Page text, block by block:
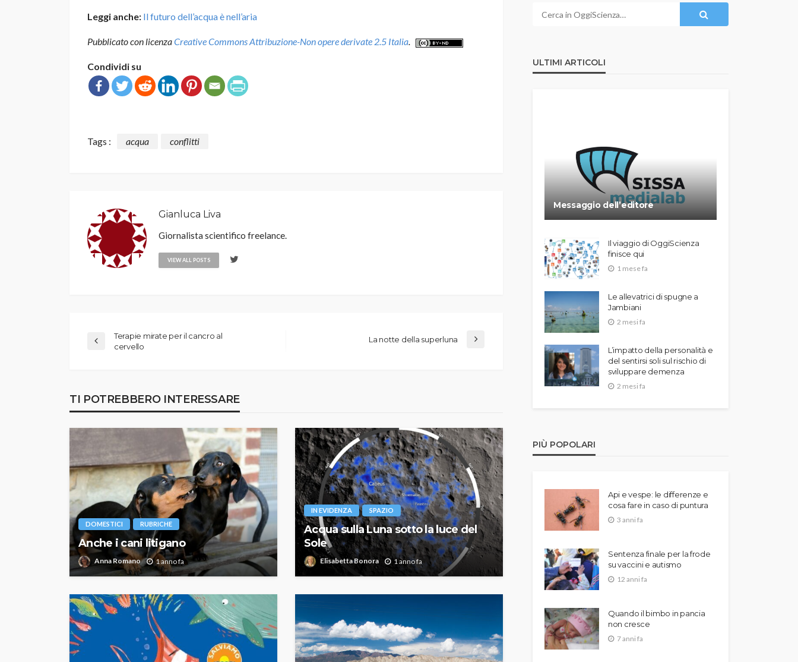
Leggi anche: Il futuro dell’acqua è nell’aria
Pubblicato con licenzaCreative Commons Attribuzione-Non opere derivate 2.5 Italia.
Condividi su
Tags : acqua conflitti
Gianluca Liva
Giornalista scientifico freelance.
VIEW ALL POSTS
Terapie mirate per il cancro al
cervello
La notte della superluna
TI POTREBBERO INTERESSARE
DOMESTICI RUBRICHE
Anche i cani litigano
Anna Romano 1 anno fa
IN EVIDENZA SPAZIO
Acqua sulla Luna sotto la luce del
Sole
Elisabetta Bonora 1 anno fa
ULTIMI ARTICOLI
Messaggio dell’editore
Il viaggio di OggiScienza
finisce qui
1 mese fa
Le allevatrici di spugne a
Jambiani
2 mesi fa
L’impatto della personalità e
del sentirsi soli sul rischio di
sviluppare demenza
2 mesi fa
PIÙ POPOLARI
Api e vespe: le differenze e
cosa fare in caso di puntura
3 anni fa
Sentenza finale per la frode
su vaccini e autismo
12 anni fa
Quando il bimbo in pancia
non cresce
7 anni fa